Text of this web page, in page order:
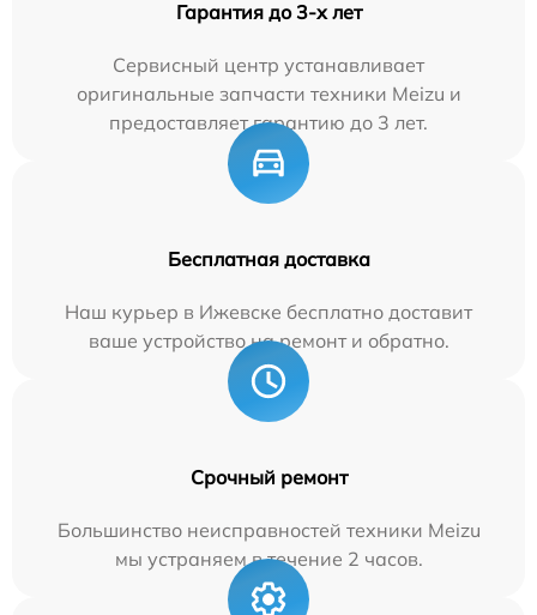
Гарантия до 3-х лет
Сервисный центр устанавливает
оригинальные запчасти техники Meizu и
предоставляет гарантию до 3 лет.
Бесплатная доставка
Наш курьер в Ижевске бесплатно доставит
ваше устройство на ремонт и обратно.
Срочный ремонт
Большинство неисправностей техники Meizu
мы устраняем в течение 2 часов.